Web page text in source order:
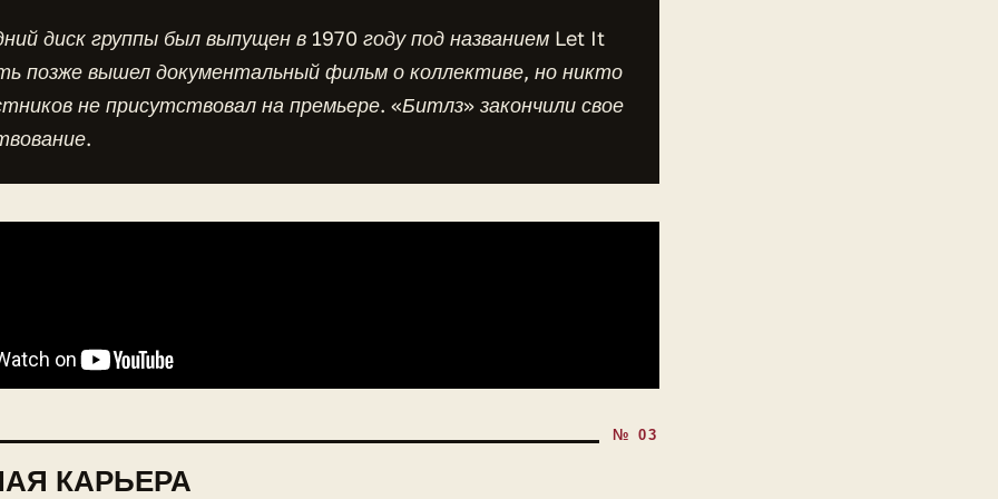
диск группы был выпущен в 1970 году под названием Let It
позже вышел документальный фильм о коллективе, но никто
не присутствовал на премьере. «Битлз» закончили свое
КАРЬЕРА